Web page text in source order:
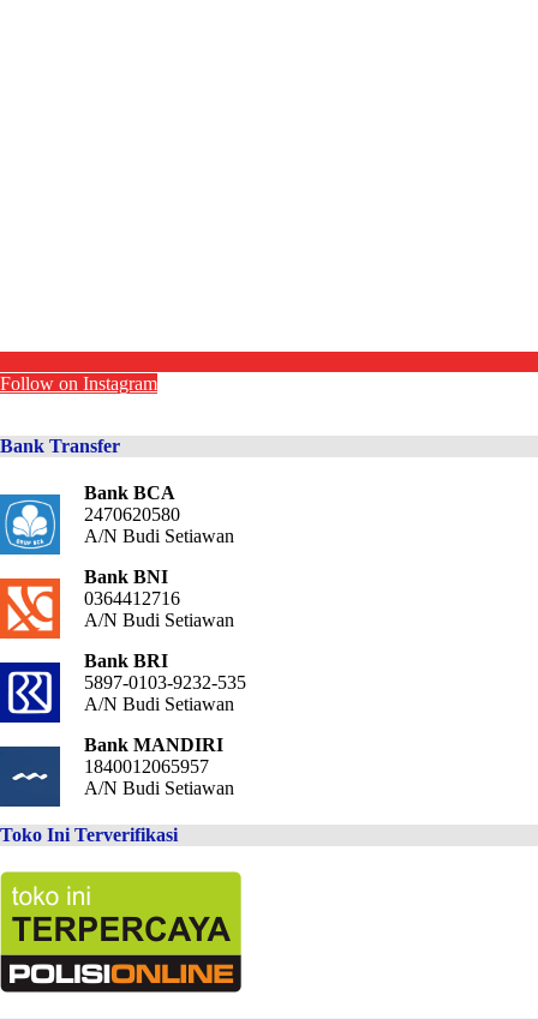
Follow on Instagram
Bank Transfer
Bank BCA
2470620580
A/N Budi Setiawan
Bank BNI
0364412716
A/N Budi Setiawan
Bank BRI
5897-0103-9232-535
A/N Budi Setiawan
Bank MANDIRI
1840012065957
A/N Budi Setiawan
Toko Ini Terverifikasi